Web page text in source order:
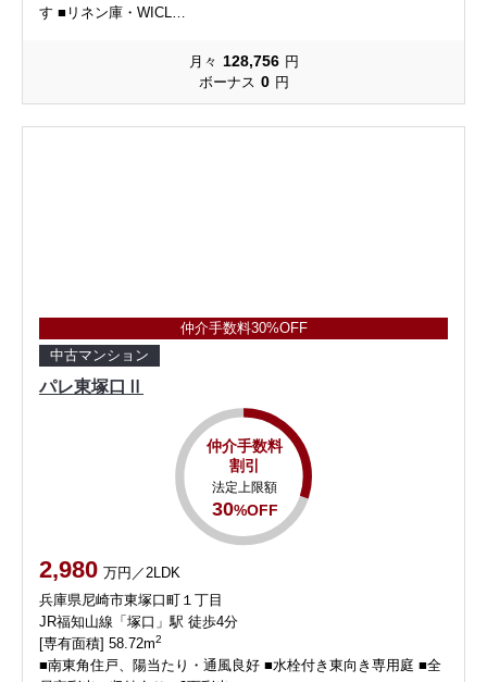
す ■リネン庫・WICL…
月々 128,756 円
ボーナス 0 円
仲介手数料30%OFF
中古マンション
パレ東塚口Ⅱ
仲介手数料
割引
法定上限額
30%OFF
2,980 万円／2LDK
兵庫県尼崎市東塚口町１丁目
JR福知山線「塚口」駅 徒歩4分
[専有面積] 58.72m2
■南東角住戸、陽当たり・通風良好 ■水栓付き東向き専用庭 ■全